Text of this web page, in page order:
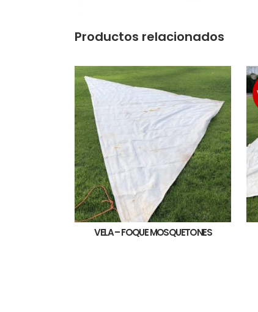
Productos relacionados
VELA – FOQUE MOSQUETONES